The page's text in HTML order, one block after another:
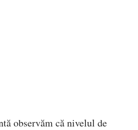
observăm că nivelul de